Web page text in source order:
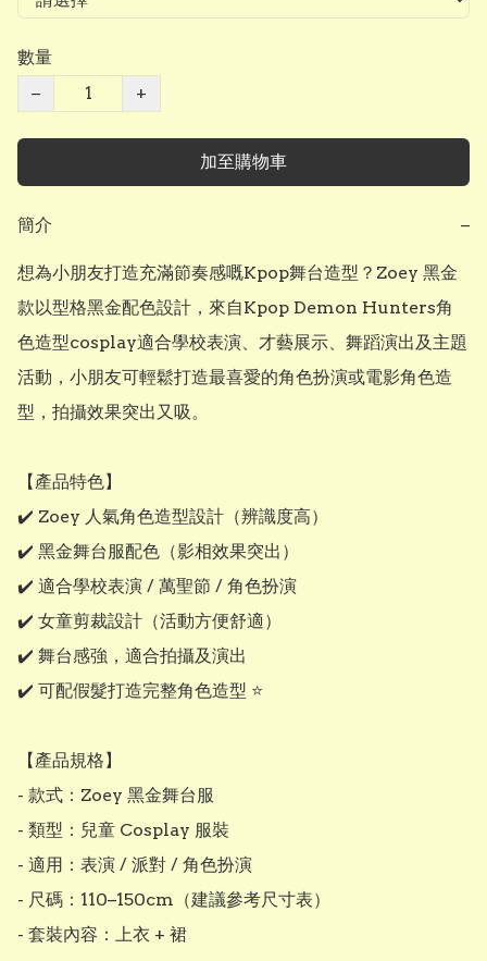
數量
−
+
加至購物車
簡介 −
想為小朋友打造充滿節奏感嘅Kpop舞台造型？Zoey 黑金
款以型格黑金配色設計，來自Kpop Demon Hunters角
色造型cosplay適合學校表演、才藝展示、舞蹈演出及主題
活動，小朋友可輕鬆打造最喜愛的角色扮演或電影角色造
型，拍攝效果突出又吸。
【產品特色】
✔️ Zoey 人氣角色造型設計（辨識度高）
✔️ 黑金舞台服配色（影相效果突出）
✔️ 適合學校表演 / 萬聖節 / 角色扮演
✔️ 女童剪裁設計（活動方便舒適）
✔️ 舞台感強，適合拍攝及演出
✔️ 可配假髮打造完整角色造型 ⭐
【產品規格】
- 款式：Zoey 黑金舞台服
- 類型：兒童 Cosplay 服裝
- 適用：表演 / 派對 / 角色扮演
- 尺碼：110–150cm（建議參考尺寸表）
- 套裝內容：上衣 + 裙